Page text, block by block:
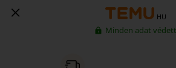
HU
Minden adat védett